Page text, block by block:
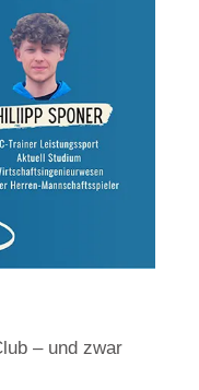
– und zwar